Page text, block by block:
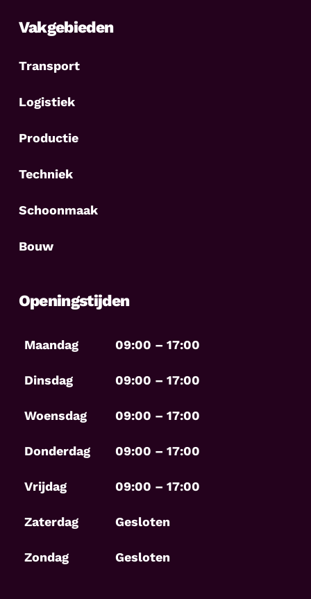
Vakgebieden
Transport
Logistiek
Productie
Techniek
Schoonmaak
Bouw
Openingstijden
Maandag 09:00 – 17:00
Dinsdag 09:00 – 17:00
Woensdag 09:00 – 17:00
Donderdag 09:00 – 17:00
Vrijdag 09:00 – 17:00
Zaterdag Gesloten
Zondag Gesloten